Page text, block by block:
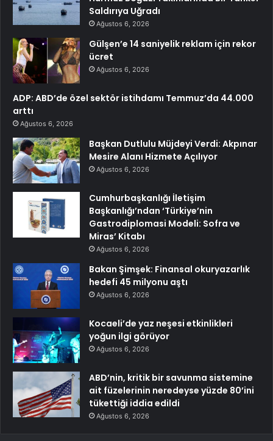
Saldırıya Uğradı
Ağustos 6, 2026
Gülşen’e 14 saniyelik reklam için rekor
ücret
Ağustos 6, 2026
ADP: ABD’de özel sektör istihdamı Temmuz’da 44.000
arttı
Ağustos 6, 2026
Başkan Dutlulu Müjdeyi Verdi: Akpınar
Mesire Alanı Hizmete Açılıyor
Ağustos 6, 2026
Cumhurbaşkanlığı İletişim
Başkanlığı’ndan ‘Türkiye’nin
Gastrodiplomasi Modeli: Sofra ve
Miras’ Kitabı
Ağustos 6, 2026
Bakan Şimşek: Finansal okuryazarlık
hedefi 45 milyonu aştı
Ağustos 6, 2026
Kocaeli’de yaz neşesi etkinlikleri
yoğun ilgi görüyor
Ağustos 6, 2026
ABD’nin, kritik bir savunma sistemine
ait füzelerinin neredeyse yüzde 80’ini
tükettiği iddia edildi
Ağustos 6, 2026